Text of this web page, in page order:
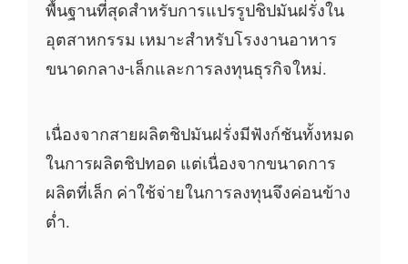
พื้นฐานที่สุดสำหรับการแปรรูปชิปมันฝรั่งใน
อุตสาหกรรม เหมาะสำหรับโรงงานอาหาร
ขนาดกลาง-เล็กและการลงทุนธุรกิจใหม่.
เนื่องจากสายผลิตชิปมันฝรั่งมีฟังก์ชันทั้งหมด
ในการผลิตชิปทอด แต่เนื่องจากขนาดการ
ผลิตที่เล็ก ค่าใช้จ่ายในการลงทุนจึงค่อนข้าง
ต่ำ.